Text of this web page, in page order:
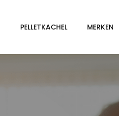
PELLETKACHEL MERKEN